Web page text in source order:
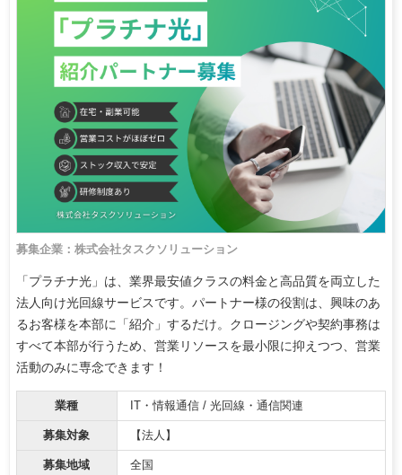
募集企業：株式会社タスクソリューション
「プラチナ光」は、業界最安値クラスの料金と高品質を両立した
法人向け光回線サービスです。パートナー様の役割は、興味のあ
るお客様を本部に「紹介」するだけ。クロージングや契約事務は
すべて本部が行うため、営業リソースを最小限に抑えつつ、営業
活動のみに専念できます！
業種 IT・情報通信 / 光回線・通信関連
募集対象 【法人】
募集地域 全国